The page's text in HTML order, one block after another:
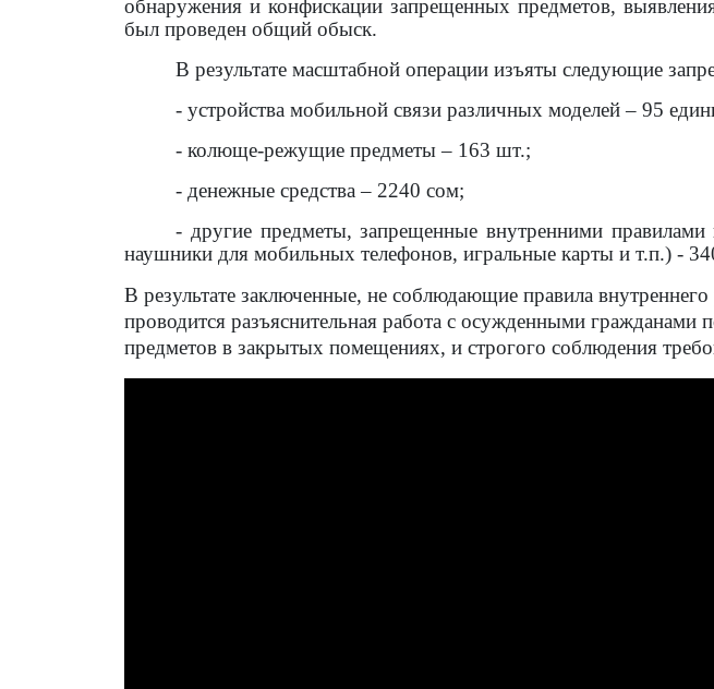
обнаружения и конфискации запрещенных предметов,
был проведен общий обыск.
В результате масштабной операции изъяты следующие
- устройства мобильной связи различных моделей – 95
- колюще-режущие предметы – 163 шт.;
- денежные средства – 2240 сом;
- другие предметы, запрещенные внутренними правилами
наушники для мобильных телефонов, игральные карты и т.п.) -
В результате заключенные, не соблюдающие правила
проводится разъяснительная работа с осужденными
предметов в закрытых помещениях, и строгого соблюдения